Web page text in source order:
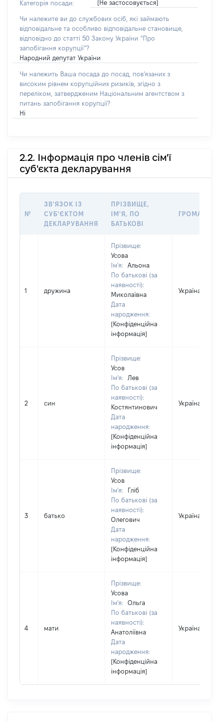
Категорія посади: [Не застосовується]
Чи належите ви до службових осіб, які займають
відповідальне та особливо відповідальне становище,
відповідно до статті 50 Закону України “Про
запобігання корупції”?
Народний депутат України
Чи належить Ваша посада до посад, пов'язаних з
високим рівнем корупційних ризиків, згідно з
переліком, затвердженим Національним агентством з
питань запобігання корупції?
Ні
2.2. Інформація про членів сім'ї
суб'єкта декларування
№
ЗВ'ЯЗОК ІЗ
СУБ'ЄКТОМ
ДЕКЛАРУВАННЯ
ПРІЗВИЩЕ,
ІМ'Я, ПО
БАТЬКОВІ
1 дружина
Прізвище:
Усова
Ім'я:
Альона
По батькові (за
наявності):
Миколаївна
Дата
народження:
[Конфіденційна
інформація]
Україна
2 син
Прізвище:
Усов
Ім'я:
Лев
По батькові (за
наявності):
Костянтинович
Дата
народження:
[Конфіденційна
інформація]
Україна
3 батько
Прізвище:
Усов
Ім'я:
Гліб
По батькові (за
наявності):
Олегович
Дата
народження:
[Конфіденційна
інформація]
Україна
4 мати
Прізвище:
Усова
Ім'я:
Ольга
По батькові (за
наявності):
Анатоліївна
Дата
народження:
[Конфіденційна
інформація]
Україна